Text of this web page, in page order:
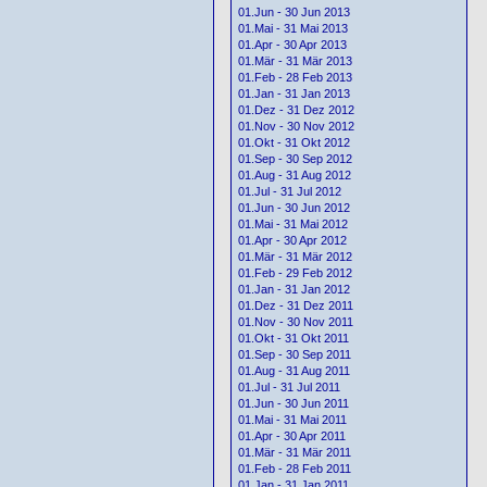
01.Jun - 30 Jun 2013
01.Mai - 31 Mai 2013
01.Apr - 30 Apr 2013
01.Mär - 31 Mär 2013
01.Feb - 28 Feb 2013
01.Jan - 31 Jan 2013
01.Dez - 31 Dez 2012
01.Nov - 30 Nov 2012
01.Okt - 31 Okt 2012
01.Sep - 30 Sep 2012
01.Aug - 31 Aug 2012
01.Jul - 31 Jul 2012
01.Jun - 30 Jun 2012
01.Mai - 31 Mai 2012
01.Apr - 30 Apr 2012
01.Mär - 31 Mär 2012
01.Feb - 29 Feb 2012
01.Jan - 31 Jan 2012
01.Dez - 31 Dez 2011
01.Nov - 30 Nov 2011
01.Okt - 31 Okt 2011
01.Sep - 30 Sep 2011
01.Aug - 31 Aug 2011
01.Jul - 31 Jul 2011
01.Jun - 30 Jun 2011
01.Mai - 31 Mai 2011
01.Apr - 30 Apr 2011
01.Mär - 31 Mär 2011
01.Feb - 28 Feb 2011